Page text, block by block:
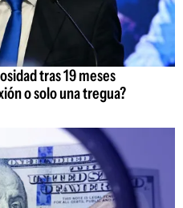
tras 19 meses
o solo una tregua?